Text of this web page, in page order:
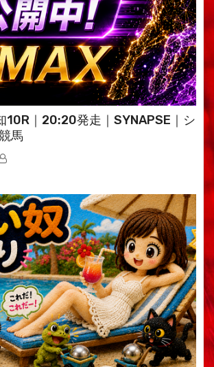
10R｜20:20発走｜SYNAPSE｜シ
馬